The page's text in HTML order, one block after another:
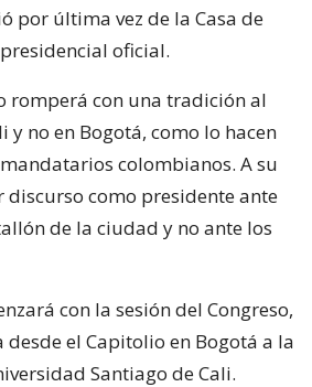
por última vez de la Casa de
oficial.
romperá con una tradición al
y no en Bogotá, como lo hacen
colombianos. A su
discurso como presidente ante
de la ciudad y no ante los
con la sesión del Congreso,
el Capitolio en Bogotá a la
Santiago de Cali.